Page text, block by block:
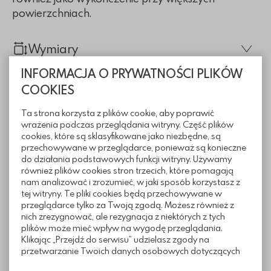
INFORMACJA O PRYWATNOŚCI PLIKÓW
COOKIES
Ta strona korzysta z plików cookie, aby poprawić
wrażenia podczas przeglądania witryny. Część plików
cookies, które są sklasyfikowane jako niezbędne, są
przechowywane w przeglądarce, ponieważ są konieczne
do działania podstawowych funkcji witryny. Używamy
również plików cookies stron trzecich, które pomagają
nam analizować i zrozumieć, w jaki sposób korzystasz z
tej witryny. Te pliki cookies będą przechowywane w
przeglądarce tylko za Twoją zgodą. Możesz również z
nich zrezygnować, ale rezygnacja z niektórych z tych
plików może mieć wpływ na wygodę przeglądania.
Klikając „Przejdź do serwisu” udzielasz zgody na
przetwarzanie Twoich danych osobowych dotyczących
powierzchniach.
Wymiary
Informacje techniczne